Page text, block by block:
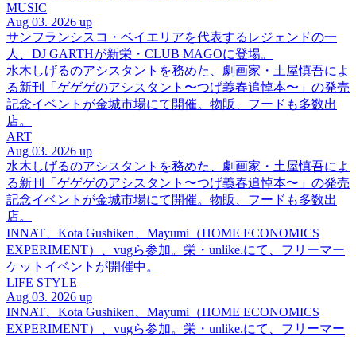
MUSIC
Aug 03. 2026 up
サンフランシスコ・ベイエリアを代表するレジェンドの一
人、DJ GARTHが新栄・CLUB MAGOに登場。
水木しげるのアシスタントを務めた、劇画家・土屋慎吾によ
る新刊「ゲゲゲのアシスタント〜つげ義春追悼本〜」の発売
記念イベントが金城市場にて開催。物販、フードも多数出
店。
ART
Aug 03. 2026 up
水木しげるのアシスタントを務めた、劇画家・土屋慎吾によ
る新刊「ゲゲゲのアシスタント〜つげ義春追悼本〜」の発売
記念イベントが金城市場にて開催。物販、フードも多数出
店。
INNAT、Kota Gushiken、Mayumi（HOME ECONOMICS
EXPERIMENT）、vugら参加。栄・unlike.にて、フリーマー
ケットイベントが開催中。
LIFE STYLE
Aug 03. 2026 up
INNAT、Kota Gushiken、Mayumi（HOME ECONOMICS
EXPERIMENT）、vugら参加。栄・unlike.にて、フリーマー